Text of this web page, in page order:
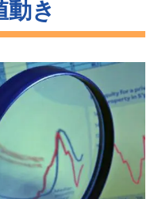
主要3指数
ンス
S&P500
き